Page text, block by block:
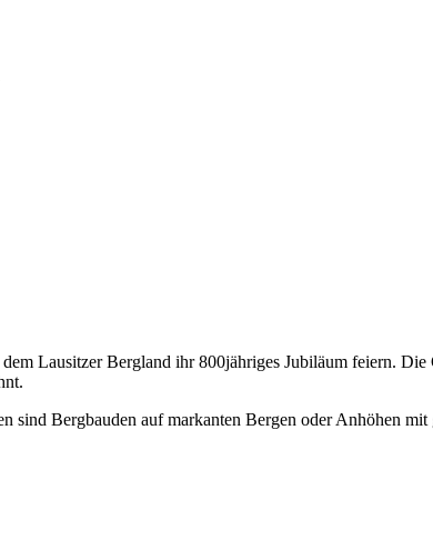
Lausitzer Bergland ihr 800jähriges Jubiläum feiern.
sind Bergbauden auf markanten Bergen oder Anhöhen mit